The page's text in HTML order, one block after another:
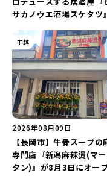
サカノウエ酒場スケタツ
しの「東坂之上名物!!こ
ーボー」は必食♪
中越
2026年08月09日
【長岡市】牛骨スープの
専門店『新潟麻辣燙(マ
タン)』が8月3日にオー